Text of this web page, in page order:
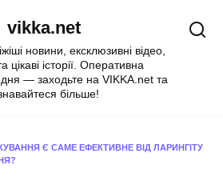
vikka.net
новини, ексклюзивні відео,
цікаві історії. Оперативна
— заходьте на VIKKA.net та
більше!
Є САМЕ ЕФЕКТИВНЕ ВІД ЛАРИНГІТУ